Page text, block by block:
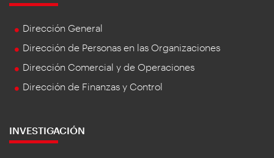
Dirección General
Dirección de Personas en las Organizaciones
Dirección Comercial y de Operaciones
Dirección de Finanzas y Control
INVESTIGACIÓN